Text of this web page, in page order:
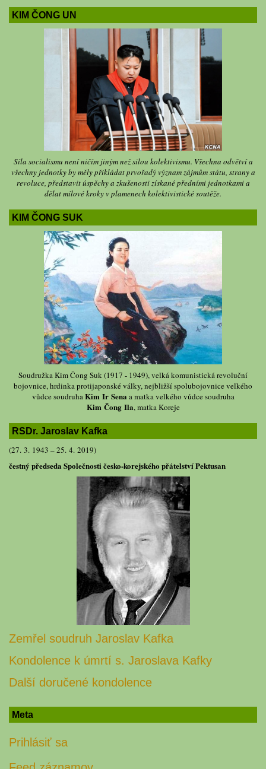
KIM ČONG UN
Síla socialismu není ničím jiným než silou kolektivismu. Všechna odvětví a
všechny jednotky by měly přikládat prvořadý význam zájmům státu, strany a
revoluce, představit úspěchy a zkušenosti získané předními jednotkami a
dělat mílové kroky v plamenech kolektivistické soutěže.
KIM ČONG SUK
Soudružka Kim Čong Suk (1917 - 1949), velká komunistická revoluční
bojovnice, hrdinka protijaponské války, nejbližší spolubojovnice velkého
vůdce soudruhaKim Ir Sena a matka velkého vůdce soudruha
Kim Čong Ila, matka Koreje
RSDr. Jaroslav Kafka
(27. 3. 1943 – 25. 4. 2019)
čestný předseda Společnosti česko-korejského přátelství Pektusan
Zemřel soudruh Jaroslav Kafka
Kondolence k úmrtí s. Jaroslava Kafky
Další doručené kondolence
Meta
Prihlásiť sa